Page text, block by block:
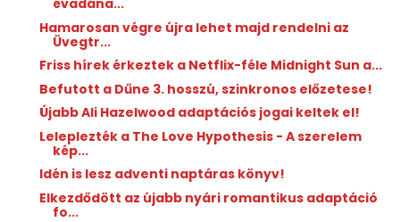
évadána...
Hamarosan végre újra lehet majd rendelni az
Üvegtr...
Friss hírek érkeztek a Netflix-féle Midnight Sun a...
Befutott a Dűne 3. hosszú, szinkronos előzetese!
Újabb Ali Hazelwood adaptációs jogai keltek el!
Leleplezték a The Love Hypothesis - A szerelem
kép...
Idén is lesz adventi naptáras könyv!
Elkezdődött az újabb nyári romantikus adaptáció
fo...